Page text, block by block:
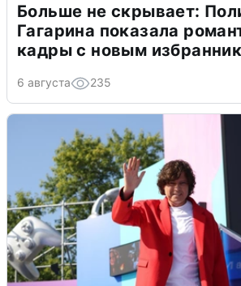
Больше не скрывает:
Гагарина показала
кадры с новым
6 августа 235